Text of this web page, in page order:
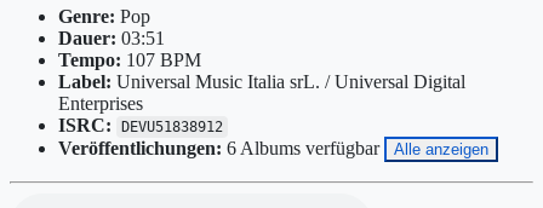
Genre: Pop
Dauer: 03:51
Tempo: 107 BPM
Label: Universal Music Italia srL. / Universal Digital
Enterprises
ISRC:
DEVU51838912
Veröffentlichungen: 6 Albums verfügbar Alle anzeigen